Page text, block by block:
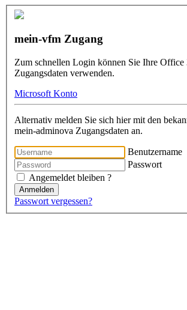
mein-vfm Zugang
Zum schnellen Login können Sie Ihre Office
Zugangsdaten verwenden.
Microsoft Konto
Alternativ melden Sie sich hier mit den
mein-adminova Zugangsdaten an.
Benutzername
Passwort
Angemeldet bleiben ?
Anmelden
Passwort vergessen?